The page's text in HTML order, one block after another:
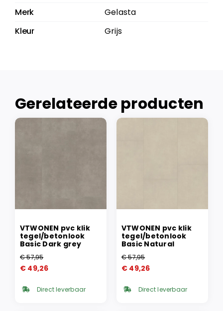
Merk
Gelasta
Kleur
Grijs
Gerelateerde producten
VTWONEN pvc klik
tegel/betonlook
Basic Dark grey
€57,95
Oorspronkelijke
was:
€ 49,26
Huidige
is: Direct leverbaar
VTWONEN pvc klik
tegel/betonlook
Basic Natural
€57,95
Oorspronkelijke
was:
€ 49,26
Huidige
is: Direct leverbaar